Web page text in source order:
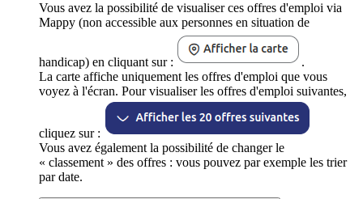
Vous avez la possibilité de visualiser ces offres d'emploi via
Mappy (non accessible aux personnes en situation de
handicap) en cliquant sur :
.
La carte affiche uniquement les offres d'emploi que vous
voyez à l'écran. Pour visualiser les offres d'emploi suivantes,
cliquez sur :
Vous avez également la possibilité de changer le
« classement » des offres : vous pouvez par exemple les trier
par date.